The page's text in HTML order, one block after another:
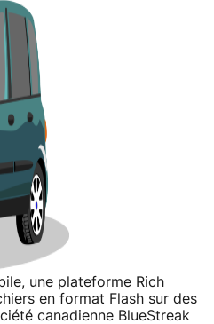
une plateforme Rich
en format Flash sur des
canadienne BlueStreak